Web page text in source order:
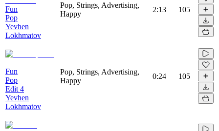
Fun
Pop
Yevhen
Lokhmatov
Pop, Strings, Advertising,
Happy
2:13 105
Fun
Pop
Edit 4
Yevhen
Lokhmatov
Pop, Strings, Advertising,
Happy
0:24 105